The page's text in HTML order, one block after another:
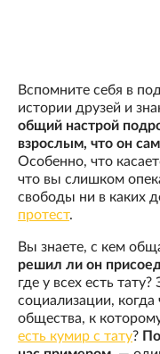
Вспомните себя в
истории друзей и
общий настрой
взрослым, что он
Особенно, что
что вы слишком
свободы ни в каких
протест.
Вы знаете, с кем
решил ли он
где у всех есть
социализации,
общества, к
есть кумир с тату?